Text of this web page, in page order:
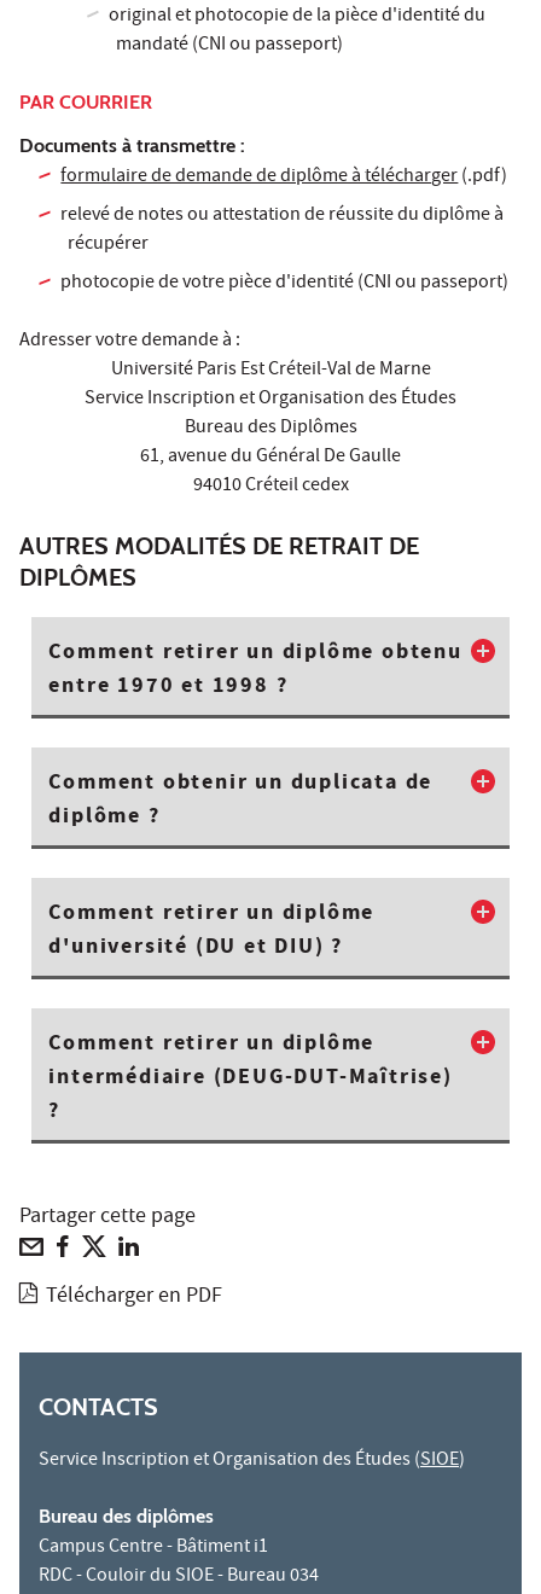
original et photocopie de la pièce d'identité du
mandaté (CNI ou passeport)
PAR COURRIER
Documents à transmettre :
formulaire de demande de diplôme à télécharger(.pdf)
relevé de notes ou attestation de réussite du diplôme à
récupérer
photocopie de votre pièce d'identité (CNI ou passeport)
Adresser votre demande à :
Université Paris Est Créteil-Val de Marne
Service Inscription et Organisation des Études
Bureau des Diplômes
61, avenue du Général De Gaulle
94010 Créteil cedex
AUTRES MODALITÉS DE RETRAIT DE
DIPLÔMES
Comment retirer un diplôme obtenu
entre 1970 et 1998 ?
Comment obtenir un duplicata de
diplôme ?
Comment retirer un diplôme
d'université (DU et DIU) ?
Comment retirer un diplôme
intermédiaire (DEUG-DUT-Maîtrise)
?
Partager cette page
Télécharger en PDF
CONTACTS
Service Inscription et Organisation des Études (SIOE)
Bureau des diplômes
Campus Centre - Bâtiment i1
RDC - Couloir du SIOE - Bureau 034